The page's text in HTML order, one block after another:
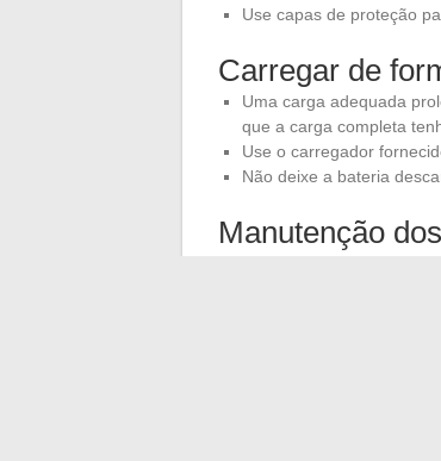
Use capas de proteção
Carregar de
Uma carga adequada
que a carga completa
Use o carregador
Não deixe a bateria
Manutenção